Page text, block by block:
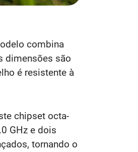
combina
dimensões são
é resistente à
chipset octa-
GHz e dois
tornando o